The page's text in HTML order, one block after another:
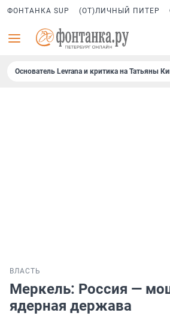
ФОНТАНКА SUP (ОТ)ЛИЧНЫЙ ПИТЕР
Основатель Levrana и критика на Татьяны
ВЛАСТЬ
Меркель: Россия —
ядерная держава